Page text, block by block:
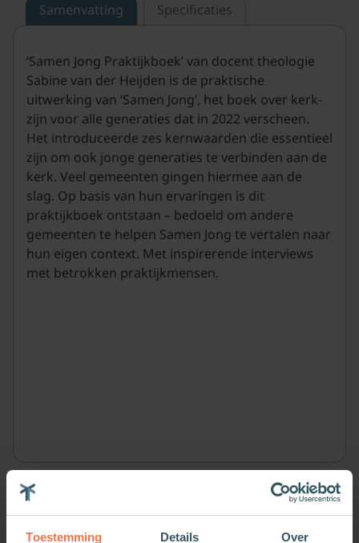
Toestemming Details Over
Samenvatting Specificaties
‘Samen Jong Praktijkboek’ van docent theologie
Sabine van der Heijden is de praktische
uitwerking van ‘Samen Jong’, het boek over kerk-
zijn voor alle generaties dat in 2022 verscheen.
Het introduceerde zes kernwaarden die essentieel
zijn om ook jonge generaties te verbinden aan de
kerk. Veel gemeenten gingen hiermee aan de
slag. Op basis van hun ervaringen is dit
praktijkboek ontstaan – bedoeld om andere
gemeenten te helpen Samen Jong te vertalen naar
hun eigen context. Met inspirerende interviews
met betrokken praktijkmensen.